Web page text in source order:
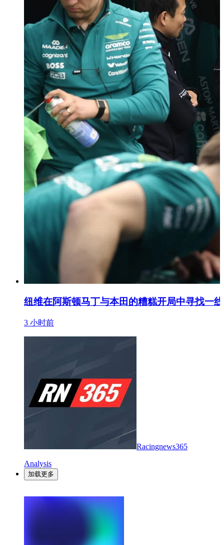
纽维在阿斯顿马丁与本田的糟糕开局中寻找一
3 小时前
Racingnews365
Analysis
加载更多